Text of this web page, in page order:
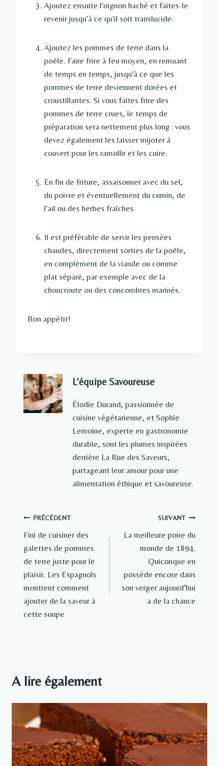
Ajoutez ensuite l'oignon haché et faites-le
revenir jusqu'à ce qu'il soit translucide.
Ajoutez les pommes de terre dans la
poêle. Faire frire à feu moyen, en remuant
de temps en temps, jusqu'à ce que les
pommes de terre deviennent dorées et
croustillantes. Si vous faites frire des
pommes de terre crues, le temps de
préparation sera nettement plus long : vous
devez également les laisser mijoter à
couvert pour les ramollir et les cuire.
En fin de friture, assaisonner avec du sel,
du poivre et éventuellement du cumin, de
l'ail ou des herbes fraîches.
Il est préférable de servir les pensées
chaudes, directement sorties de la poêle,
en complément de la viande ou comme
plat séparé, par exemple avec de la
choucroute ou des concombres marinés.
Bon appétit!
L'équipe Savoureuse
Élodie Durand, passionnée de
cuisine végétarienne, et Sophie
Lemoine, experte en gastronomie
durable, sont les plumes inspirées
derrière La Rue des Saveurs,
partageant leur amour pour une
alimentation éthique et savoureuse.
Navigation
de
l’article
PRÉCÉDENT
Fini de cuisiner des
galettes de pommes
de terre juste pour le
plaisir. Les Espagnols
montrent comment
ajouter de la saveur à
cette soupe
SUIVANT
La meilleure poire du
monde de 1894.
Quiconque en
possède encore dans
son verger aujourd’hui
a de la chance
A lire également